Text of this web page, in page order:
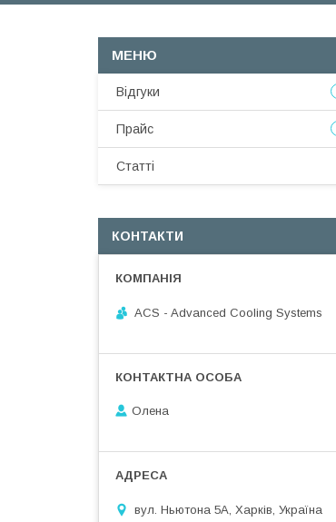
Відгуки
Прайс
Статті
КОНТАКТИ
ACS - Advanced Cooling Systems
Олена
вул. Ньютона 5А, Харків, Україна